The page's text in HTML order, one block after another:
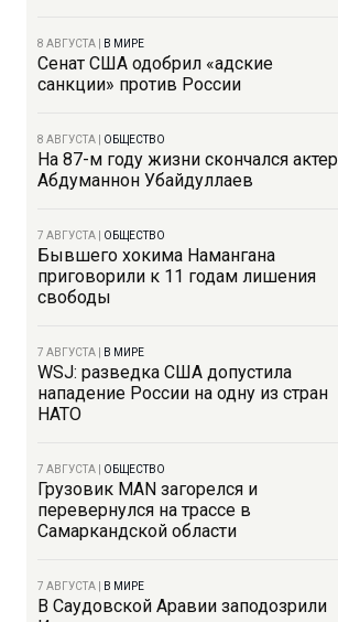
8 АВГУСТА В МИРЕ
Сенат США одобрил «адские
санкции» против России
8 АВГУСТА ОБЩЕСТВО
На 87-м году жизни скончался актер
Абдуманнон Убайдуллаев
7 АВГУСТА ОБЩЕСТВО
Бывшего хокима Намангана
приговорили к 11 годам лишения
свободы
7 АВГУСТА В МИРЕ
WSJ: разведка США допустила
нападение России на одну из стран
НАТО
7 АВГУСТА ОБЩЕСТВО
Грузовик MAN загорелся и
перевернулся на трассе в
Самаркандской области
7 АВГУСТА В МИРЕ
В Саудовской Аравии заподозрили